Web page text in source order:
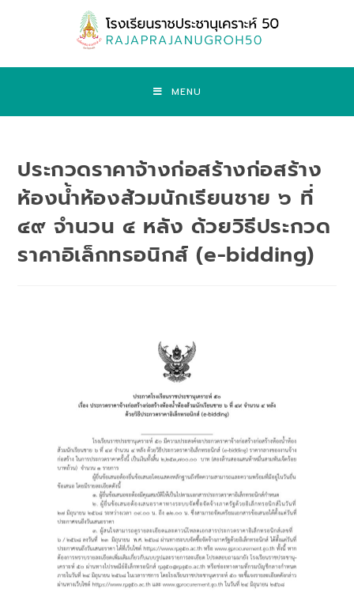
MENU
ประกวดราคาจ้างก่อสร้างก่อสร้าง
ห้องน้ำห้องส้วมนักเรียนชาย ๖ ที่
๔๙ จำนวน ๔ หลัง ด้วยวิธีประกวด
ราคาอิเล็กทรอนิกส์ (e-bidding)